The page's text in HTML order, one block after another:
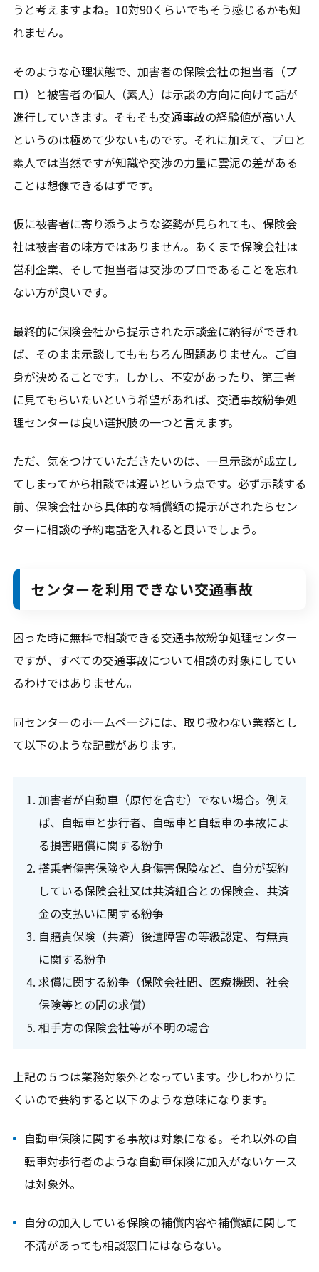
うと考えますよね。10対90くらいでもそう感じるかも知
れません。
そのような心理状態で、加害者の保険会社の担当者（プ
ロ）と被害者の個人（素人）は示談の方向に向けて話が
進行していきます。そもそも交通事故の経験値が高い人
というのは極めて少ないものです。それに加えて、プロと
素人では当然ですが知識や交渉の力量に雲泥の差がある
ことは想像できるはずです。
仮に被害者に寄り添うような姿勢が見られても、保険会
社は被害者の味方ではありません。あくまで保険会社は
営利企業、そして担当者は交渉のプロであることを忘れ
ない方が良いです。
最終的に保険会社から提示された示談金に納得ができれ
ば、そのまま示談してももちろん問題ありません。ご自
身が決めることです。しかし、不安があったり、第三者
に見てもらいたいという希望があれば、交通事故紛争処
理センターは良い選択肢の一つと言えます。
ただ、気をつけていただきたいのは、一旦示談が成立し
てしまってから相談では遅いという点です。必ず示談する
前、保険会社から具体的な補償額の提示がされたらセン
ターに相談の予約電話を入れると良いでしょう。
センターを利用できない交通事故
困った時に無料で相談できる交通事故紛争処理センター
ですが、すべての交通事故について相談の対象にしてい
るわけではありません。
同センターのホームページには、取り扱わない業務とし
て以下のような記載があります。
加害者が自動車（原付を含む）でない場合。例え
ば、自転車と歩行者、自転車と自転車の事故によ
る損害賠償に関する紛争
搭乗者傷害保険や人身傷害保険など、自分が契約
している保険会社又は共済組合との保険金、共済
金の支払いに関する紛争
自賠責保険（共済）後遺障害の等級認定、有無責
に関する紛争
求償に関する紛争（保険会社間、医療機関、社会
保険等との間の求償）
相手方の保険会社等が不明の場合
上記の５つは業務対象外となっています。少しわかりに
くいので要約すると以下のような意味になります。
自動車保険に関する事故は対象になる。それ以外の自
転車対歩行者のような自動車保険に加入がないケース
は対象外。
自分の加入している保険の補償内容や補償額に関して
不満があっても相談窓口にはならない。